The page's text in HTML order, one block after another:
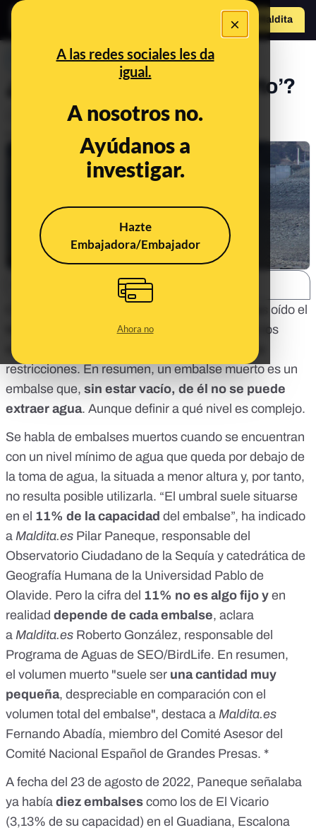
×
A las redes sociales les da
igual.
A nosotros no.
Ayúdanos a
investigar.
Hazte
Embajadora/Embajador
Ahora no
Hazte Maldito
PREBUNKING
¿Qué es un ‘embalse muerto’?
Economía
Aug 29, 2022, 4:37:22 PM
, quizás hayas oído el
embalse muerto. O lo oirás pronto si los
embalses
no dejan de vaciarse y aumentan las
restricciones. En resumen, un embalse muerto es un
embalse que, sin estar vacío, de él no se puede
extraer agua. Aunque definir a qué nivel es complejo.
Se habla de embalses muertos cuando se encuentran
con un nivel mínimo de agua que queda por debajo de
la toma de agua, la situada a menor altura y, por tanto,
no resulta posible utilizarla. “El umbral suele situarse
en el 11% de la capacidad del embalse”, ha indicado
a Maldita.es Pilar Paneque, responsable del
Observatorio Ciudadano de la Sequía y catedrática de
Geografía Humana de la Universidad Pablo de
Olavide. Pero l a cifra del 11% no es algo fijo y en
realidad depende de cada embalse, aclara
a Maldita.es Roberto González, responsable del
Programa de Aguas de SEO/BirdLife. En resumen,
el volumen muerto "suele ser una cantidad muy
pequeña, despreciable en comparación con el
volumen total del embalse", destaca a Maldita.es
Fernando Abadía, miembro del Comité Asesor del
Comité Nacional Español de Grandes Presas. *
A fecha del 23 de agosto de 2022, Paneque señalaba
ya había diez embalses como los de El Vicario
(3,13% de su capacidad) en el Guadiana, Escalona